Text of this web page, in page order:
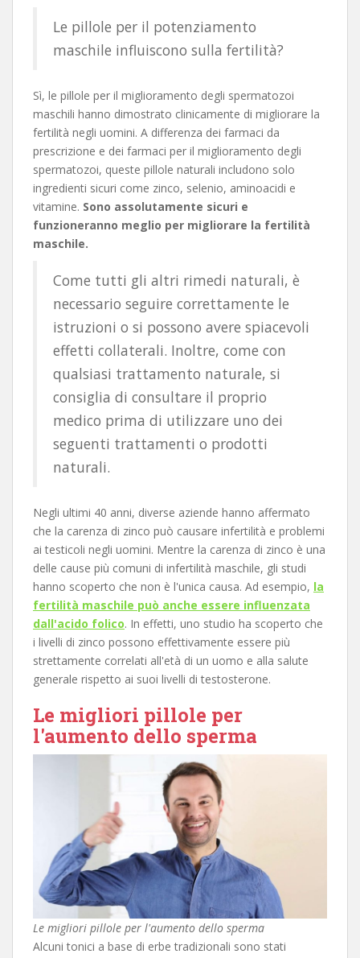
Le pillole per il potenziamento
maschile influiscono sulla fertilità?
Sì, le pillole per il miglioramento degli spermatozoi
maschili hanno dimostrato clinicamente di migliorare la
fertilità negli uomini. A differenza dei farmaci da
prescrizione e dei farmaci per il miglioramento degli
spermatozoi, queste pillole naturali includono solo
ingredienti sicuri come zinco, selenio, aminoacidi e
vitamine. Sono assolutamente sicuri e
funzioneranno meglio per migliorare la fertilità
maschile.
Come tutti gli altri rimedi naturali, è
necessario seguire correttamente le
istruzioni o si possono avere spiacevoli
effetti collaterali. Inoltre, come con
qualsiasi trattamento naturale, si
consiglia di consultare il proprio
medico prima di utilizzare uno dei
seguenti trattamenti o prodotti
naturali.
Negli ultimi 40 anni, diverse aziende hanno affermato
che la carenza di zinco può causare infertilità e problemi
ai testicoli negli uomini. Mentre la carenza di zinco è una
delle cause più comuni di infertilità maschile, gli studi
hanno scoperto che non è l'unica causa. Ad esempio, la
fertilità maschile può anche essere influenzata
dall'acido folico. In effetti, uno studio ha scoperto che
i livelli di zinco possono effettivamente essere più
strettamente correlati all'età di un uomo e alla salute
generale rispetto ai suoi livelli di testosterone.
Le migliori pillole per
l'aumento dello sperma
Le migliori pillole per l'aumento dello sperma
Alcuni tonici a base di erbe tradizionali sono stati